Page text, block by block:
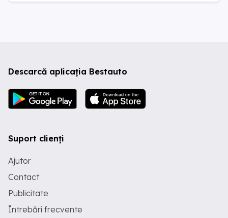
Descarcă aplicația Bestauto
Suport clienți
Ajutor
Contact
Publicitate
Întrebări frecvente